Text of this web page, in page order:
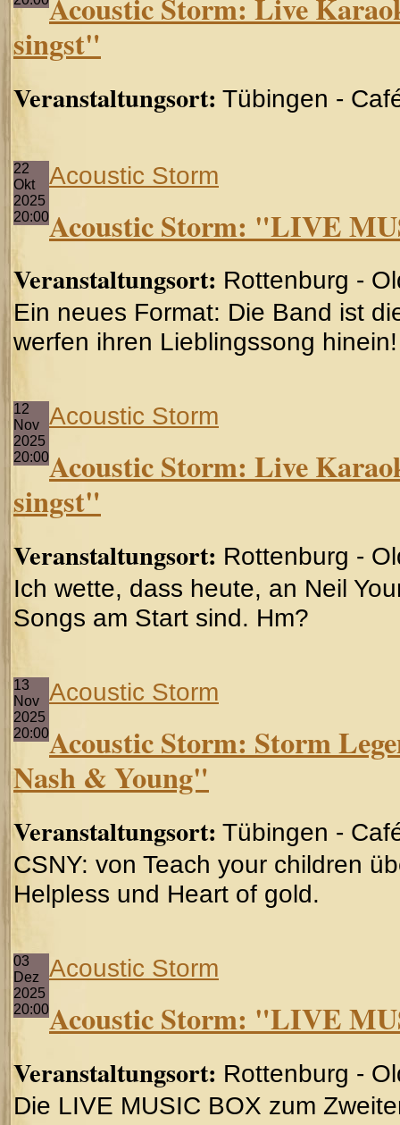
singst"
Veranstaltungsort: Tübingen -
22
Okt
2025
20:00
Acoustic Storm
Acoustic Storm: "LIVE
Veranstaltungsort: Rottenburg -
Ein neues Format: Die Band ist
werfen ihren Lieblingssong hinein!
12
Nov
2025
20:00
Acoustic Storm
Acoustic Storm: Live
singst"
Veranstaltungsort: Rottenburg -
Ich wette, dass heute, an Neil
Songs am Start sind. Hm?
13
Nov
2025
20:00
Acoustic Storm
Acoustic Storm: Storm
Nash & Young"
Veranstaltungsort: Tübingen -
CSNY: von Teach your children
Helpless und Heart of gold.
03
Dez
2025
20:00
Acoustic Storm
Acoustic Storm: "LIVE
Veranstaltungsort: Rottenburg -
Die LIVE MUSIC BOX zum